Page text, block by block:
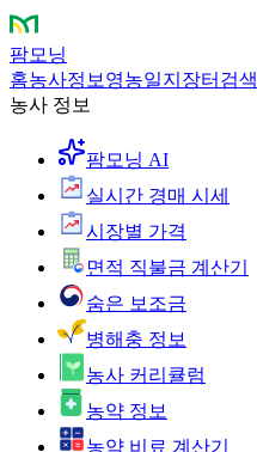
팜모닝
홈농사정보 영농일지 장터 검색
농사 정보
팜모닝 AI
실시간 경매 시세
시장별 가격
면적 직불금 계산기
숨은 보조금
병해충 정보
농사 커리큘럼
농약 정보
농약 비료 계산기